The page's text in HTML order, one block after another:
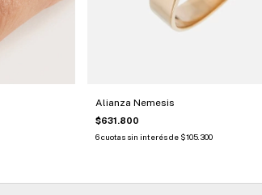
Alianza Nemesis
$631.800
6 cuotas sin interés de $105.300